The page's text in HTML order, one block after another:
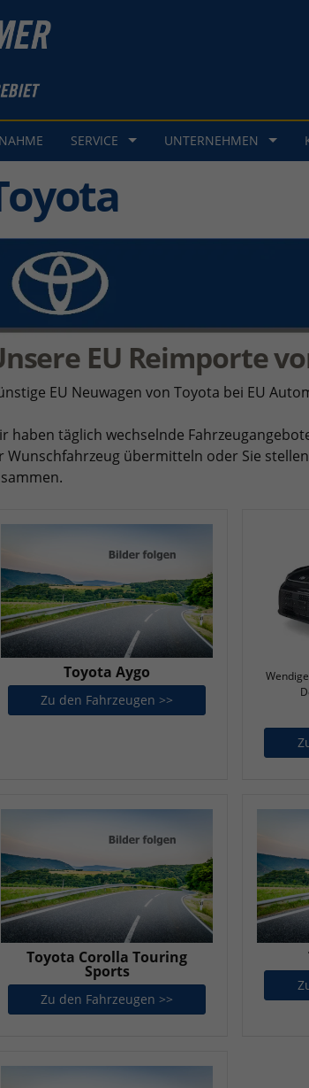
SERVICE UNTERNEHMEN
EU Reimporte
EU Neuwagen von Toyota bei EU
haben täglich wechselnde
Wunschfahrzeug übermitteln oder Sie
Toyota Aygo
Zu den Fahrzeugen >>
Toyota Corolla Touring
Sports
Zu den Fahrzeugen >> Toyota Corolla